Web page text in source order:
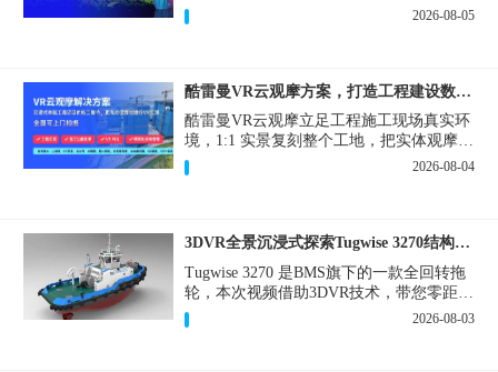
页多端访问，解决各行各业 “看得见、信
得过、降成本、提转化” 的实际难题。
2026-08-05
酷雷曼VR云观摩方案，打造工程建设数字化观摩新范式
酷雷曼VR云观摩立足工程施工现场真实环
境，1:1 实景复刻整个工地，把实体观摩会
完整搬到云端线上，兼顾线下实体观摩与
线上云观摩双重需求，为施工单位、建设
2026-08-04
3DVR全景沉浸式探索Tugwise 3270结构一览
Tugwise 3270 是BMS旗下的一款全回转拖
轮，本次视频借助3DVR技术，带您零距离
透视这艘拖轮的内外构造，沉浸式探索每
一处细节。
2026-08-03